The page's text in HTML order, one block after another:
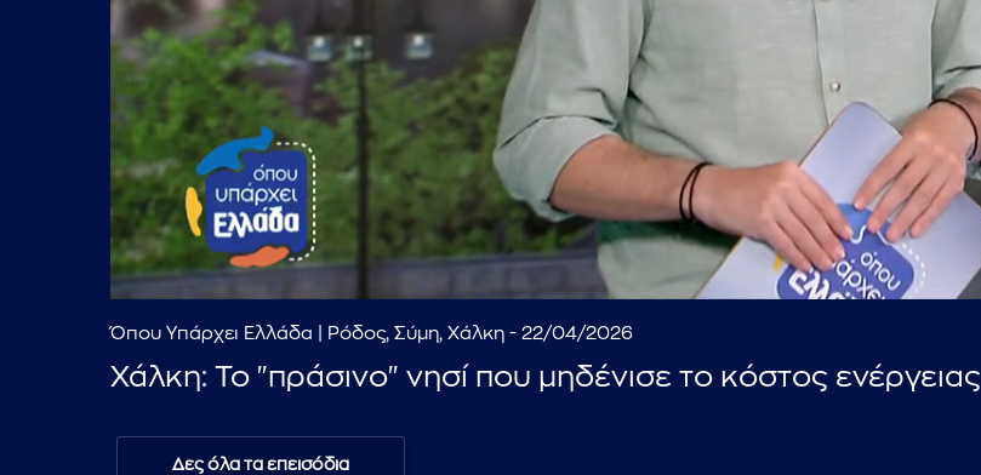
...πληκτρολογήστε κείμενο προς αναζήτηση
Όπου Υπάρχει Ελλάδα | Ρόδος, Σύμη, Χάλκη - 22/04/2026
Χάλκη: Το "πράσινο" νησί που μηδένισε το κόστος ενέργειας
Δες όλα τα επεισόδια